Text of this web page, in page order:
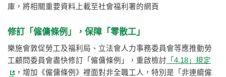
庫，將相關重要資料上載至社會福利署的網頁
修訂「僱傭條例」，保障「零散工」
樂施會敦促勞工及福利局、立法會人力事務委員會等應推動勞
工顧問委員會盡快修訂「僱傭條例」，重啟檢討 「4.18」規定
，增加《僱傭條例》裡面對非全職工人，特別是「非連續僱